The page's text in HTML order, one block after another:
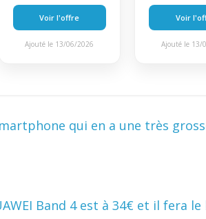
Voir l'offre
Ajouté le 13/06/2026
Voir
Ajouté le 13/
qui en a une très
Band 4 est à 34€ et il fera